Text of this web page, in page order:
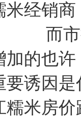
米经销
而市
的也
诱因
糯米房